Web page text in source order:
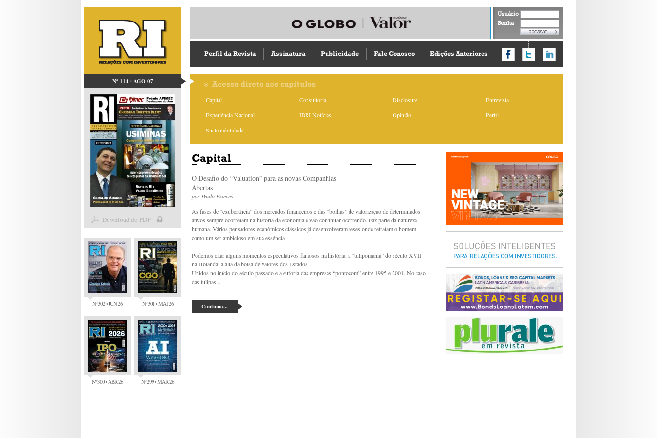
Nº 114 • AGO 07
Download do PDF
Nº 302 • JUN 26 Nº 301 • MAI 26
Nº 300 • ABR 26 Nº 299 • MAR 26
Usuário
Senha
Perfil da Revista Assinatura Publicidade Fale Conosco Edições Anteriores
Acesso direto aos capítulos
Capital Consultoria Disclosure
Entrevista
Experiência Nacional
IBRI Notícias Opinião
Perfil
Sustentabilidade
Capital
O Desafio do “Valuation” para as novas Companhias
Abertas
porPaulo Esteves
As fases de “exuberância” dos mercados financeiros e das “bolhas” de valorização de determinados
ativos sempre ocorreram na história da economia e vão continuar ocorrendo. Faz parte da natureza
humana. Vários pensadores econômicos clássicos já desenvolveram teses onde retratam o homem
como um ser ambicioso em sua essência.
Podemos citar alguns momentos especulativos famosos na história: a “tulipomania” do século XVII
na Holanda, a alta da bolsa de valores dos Estados
Unidos no início do século passado e a euforia das empresas “pontocom” entre 1995 e 2001. No caso
das tulipas...
Continua...